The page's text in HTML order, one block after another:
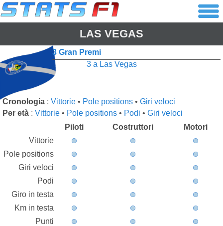
LAS VEGAS
3 Gran Premi
3 a Las Vegas
Cronologia : Vittorie • Pole positions • Giri veloci
Per età : Vittorie • Pole positions • Podi • Giri veloci
Piloti
Costruttori
Motori
Vittorie
Pole positions
Giri veloci
Podi
Giro in testa
Km in testa
Punti